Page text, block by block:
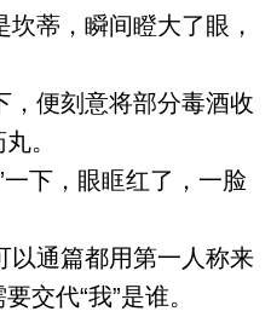
蒂，瞬间瞪大了眼，
便刻意将部分毒酒收
。
下，眼眶红了，一脸
通篇都用第一人称来
交代“我”是谁。